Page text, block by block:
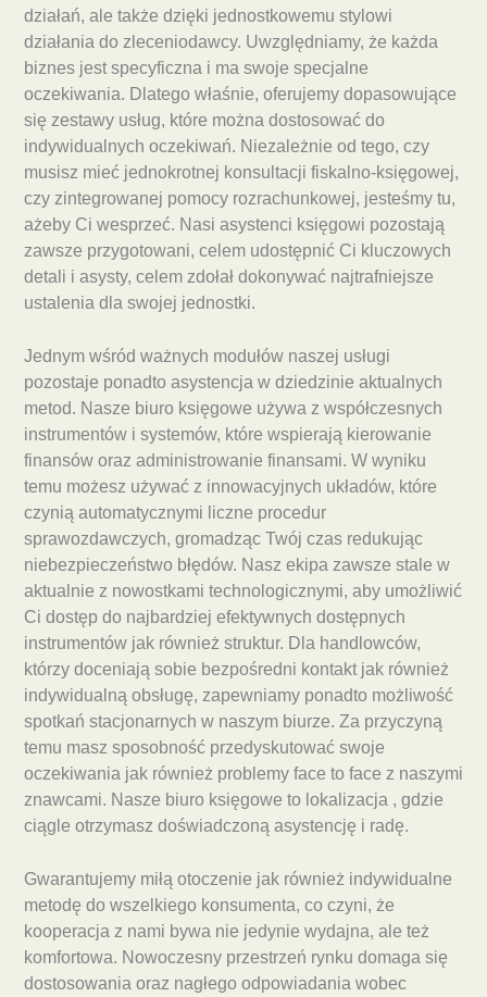
działań, ale także dzięki jednostkowemu stylowi
działania do zleceniodawcy. Uwzględniamy, że każda
biznes jest specyficzna i ma swoje specjalne
oczekiwania. Dlatego właśnie, oferujemy dopasowujące
się zestawy usług, które można dostosować do
indywidualnych oczekiwań. Niezależnie od tego, czy
musisz mieć jednokrotnej konsultacji fiskalno-księgowej,
czy zintegrowanej pomocy rozrachunkowej, jesteśmy tu,
ażeby Ci wesprzeć. Nasi asystenci księgowi pozostają
zawsze przygotowani, celem udostępnić Ci kluczowych
detali i asysty, celem zdołał dokonywać najtrafniejsze
ustalenia dla swojej jednostki.
Jednym wśród ważnych modułów naszej usługi
pozostaje ponadto asystencja w dziedzinie aktualnych
metod. Nasze biuro księgowe używa z współczesnych
instrumentów i systemów, które wspierają kierowanie
finansów oraz administrowanie finansami. W wyniku
temu możesz używać z innowacyjnych układów, które
czynią automatycznymi liczne procedur
sprawozdawczych, gromadząc Twój czas redukując
niebezpieczeństwo błędów. Nasz ekipa zawsze stale w
aktualnie z nowostkami technologicznymi, aby umożliwić
Ci dostęp do najbardziej efektywnych dostępnych
instrumentów jak również struktur. Dla handlowców,
którzy doceniają sobie bezpośredni kontakt jak również
indywidualną obsługę, zapewniamy ponadto możliwość
spotkań stacjonarnych w naszym biurze. Za przyczyną
temu masz sposobność przedyskutować swoje
oczekiwania jak również problemy face to face z naszymi
znawcami. Nasze biuro księgowe to lokalizacja , gdzie
ciągle otrzymasz doświadczoną asystencję i radę.
Gwarantujemy miłą otoczenie jak również indywidualne
metodę do wszelkiego konsumenta, co czyni, że
kooperacja z nami bywa nie jedynie wydajna, ale też
komfortowa. Nowoczesny przestrzeń rynku domaga się
dostosowania oraz nagłego odpowiadania wobec